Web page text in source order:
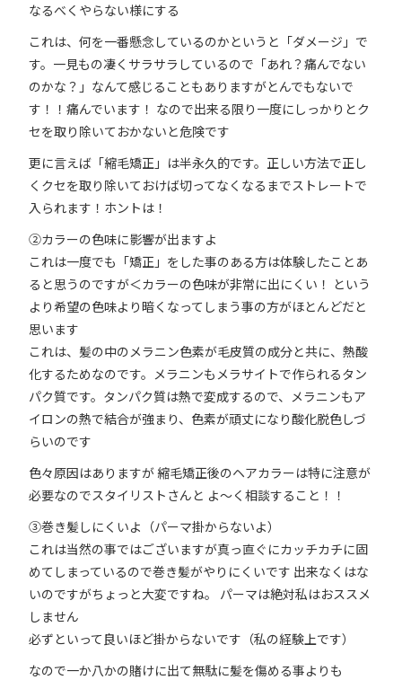
なるべくやらない様にする
これは、何を一番懸念しているのかというと「ダメージ」で
す。一見もの凄くサラサラしているので「あれ？痛んでない
のかな？」なんて感じることもありますがとんでもないで
す！！痛んでいます！ なので出来る限り一度にしっかりとク
セを取り除いておかないと危険です
更に言えば「縮毛矯正」は半永久的です。正しい方法で正し
くクセを取り除いておけば切ってなくなるまでストレートで
入られます！ホントは！
②カラーの色味に影響が出ますよ
これは一度でも「矯正」をした事のある方は体験したことあ
ると思うのですが＜カラーの色味が非常に出にくい！ という
より希望の色味より暗くなってしまう事の方がほとんどだと
思います
これは、髪の中のメラニン色素が毛皮質の成分と共に、熱酸
化するためなのです。メラニンもメラサイトで作られるタン
パク質です。タンパク質は熱で変成するので、メラニンもア
イロンの熱で結合が強まり、色素が頑丈になり酸化脱色しづ
らいのです
色々原因はありますが 縮毛矯正後のヘアカラーは特に注意が
必要なのでスタイリストさんと よ～く相談すること！！
③巻き髪しにくいよ（パーマ掛からないよ）
これは当然の事ではございますが真っ直ぐにカッチカチに固
めてしまっているので巻き髪がやりにくいです 出来なくはな
いのですがちょっと大変ですね。 パーマは絶対私はおススメ
しません
必ずといって良いほど掛からないです（私の経験上です）
なので一か八かの賭けに出て無駄に髪を傷める事よりも